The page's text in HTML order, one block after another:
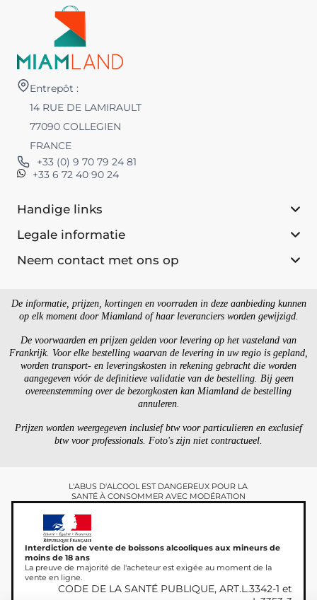
Entrepôt :
14 RUE DE LAMIRAULT
77090 COLLEGIEN
FRANCE
+33 (0) 9 70 79 24 81
+33 6 72 40 90 24
Handige links
Legale informatie
Neem contact met ons op
De informatie, prijzen, kortingen en voorraden in deze aanbieding kunnen
op elk moment door Miamland of haar leveranciers worden gewijzigd.
De voorwaarden en prijzen gelden voor levering op het vasteland van
Frankrijk. Voor elke bestelling waarvan de levering in uw regio is gepland,
worden transport- en leveringskosten in rekening gebracht die worden
aangegeven vóór de definitieve validatie van de bestelling. Bij geen
overeenstemming over de bezorgkosten kan Miamland de bestelling
annuleren.
Prijzen worden weergegeven inclusief btw voor particulieren en exclusief
btw voor professionals. Foto's zijn niet contractueel.
L'ABUS D'ALCOOL EST DANGEREUX POUR LA
SANTÉ À CONSOMMER AVEC MODÉRATION
Interdiction de vente de boissons alcooliques aux mineurs de
moins de 18 ans
La preuve de majorité de l'acheteur est exigée au moment de la
vente en ligne.
CODE DE LA SANTÉ PUBLIQUE, ART.L.3342-1 et